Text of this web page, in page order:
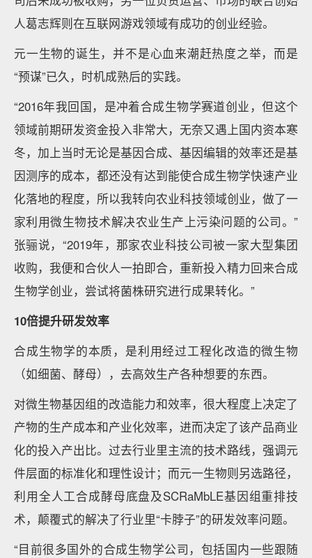
人葛志辉则在互联网游戏领域有成功的创业经验。
元一生物的诞生，并不是心血来潮赶热度之举，而是
“预谋”已久，时机成熟后的实践。
“2016年我回国，是冲着合成生物学赛道创业，但这个
领域前期研发资金投入非常大，无奈又遇上国内资本寒
冬，加上当时无论是基因合成、基因编辑的效率还是基
因测序的成本，都还没有达到能使合成生物学快速产业
化落地的程度，所以我转向农业科技领域创业，做了一
家利用微生物技术解决农业生产上污染问题的公司。”
张骊说，“2019年，那家农业科技公司被一家大型集团
收购，我便和合伙人一拍即合，重新投入精力回来合成
生物学创业，尝试将菌株研究进行成果转化。”
10倍提升研发效率
合成生物学的本质，是利用经过工程化改造的微生物
（如细菌、酵母），去高效生产各种想要的东西。
对微生物基因组的改造能力和效率，很大程度上决定了
产物的生产成本和产业化效率，进而决定了该产品商业
化的投入产出比。过去行业里主流的技术路线，强调元
件层面的标准化和理性设计；而元一生物则另选路径，
利用全人工合成酵母底盘及SCRaMbLE基因组重排技
术，颠覆式的解决了行业里“卡脖子”的研发效率问题。
“目前很多国外的合成生物学公司，包括国内一些跟随